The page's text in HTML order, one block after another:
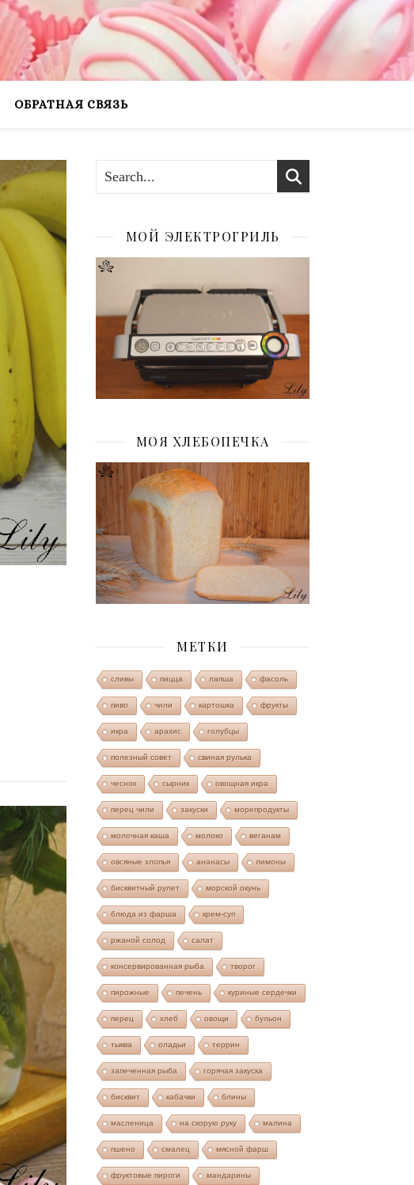
ОБРАТНАЯ СВЯЗЬ
МОЙ ЭЛЕКТРОГРИЛЬ
МОЯ ХЛЕБОПЕЧКА
МЕТКИ
сливы пицца лапша фасоль
пиво чили картошка фрукты
икра арахис голубцы
полезный совет свиная рулька
чеснок сырник овощная икра
перец чили закуски морепродукты
молочная каша молоко веганам
овсяные хлопья ананасы лимоны
бисквитный рулет морской окунь
блюда из фарша крем-суп
ржаной солод салат
консервированная рыба творог
пирожные печень куриные сердечки
перец хлеб овощи бульон
тыква оладьи террин
запеченная рыба горячая закуска
бисквит кабачки блины
масленица на скорую руку малина
пшено смалец мясной фарш
фруктовые пироги мандарины